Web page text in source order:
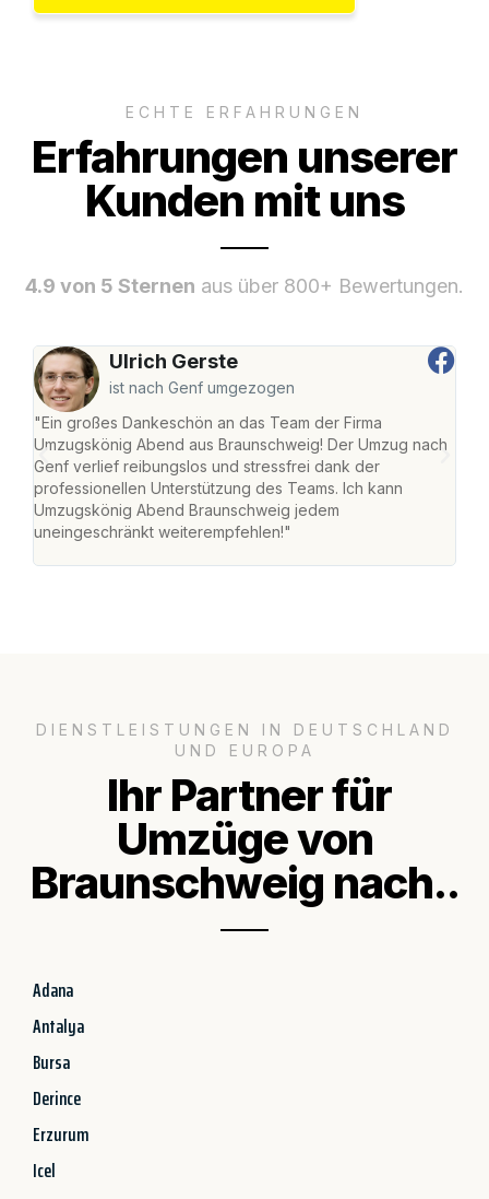
ECHTE ERFAHRUNGEN
Erfahrungen unserer
Kunden mit uns
4.9 von 5 Sternen aus über 800+ Bewertungen.
Ulrich Gerste
ist nach Genf umgezogen
"Ein großes Dankeschön an das Team der Firma
Umzugskönig Abend aus Braunschweig! Der Umzug nach
Genf verlief reibungslos und stressfrei dank der
professionellen Unterstützung des Teams. Ich kann
Umzugskönig Abend Braunschweig jedem
uneingeschränkt weiterempfehlen!"
DIENSTLEISTUNGEN IN DEUTSCHLAND
UND EUROPA
Ihr Partner für
Umzüge von
Braunschweig nach..
Adana
Antalya
Bursa
Derince
Erzurum
Icel